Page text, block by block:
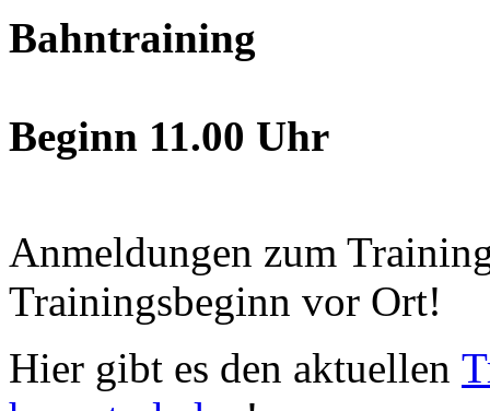
Bahntraining
Beginn 11.00 Uhr
Anmeldungen zum
Trainingsbeginn vor Ort!
Hier gibt es den aktuellen